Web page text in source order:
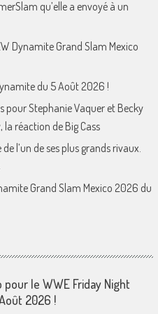
qu’elle a envoyé à un
Dynamite Grand Slam Mexico
du 5 Août 2026 !
pour Stephanie Vaquer et Becky
la réaction de Big Cass
l’un de ses plus grands rivaux.
Grand Slam Mexico 2026 du
le WWE Friday Night
2026 !